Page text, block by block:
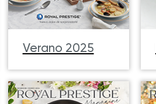
Verano 2025